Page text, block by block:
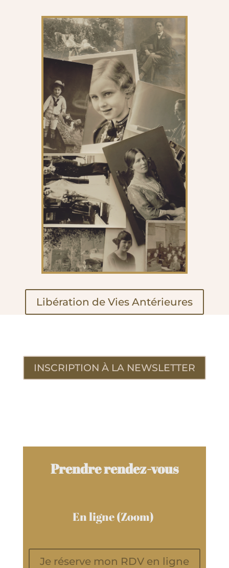
Libération de Vies Antérieures
INSCRIPTION À LA NEWSLETTER
Prendre rendez-vous
En ligne (Zoom)
Je réserve mon RDV en ligne